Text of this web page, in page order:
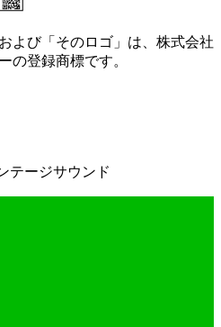
よび「そのロゴ」は、株式会社
の登録商標です。
テージサウンド